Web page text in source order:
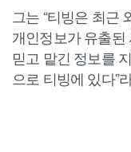
그는 “티빙은 최근
개인정보가 유출된
믿고 맡긴 정보를
으로 티빙에 있다”